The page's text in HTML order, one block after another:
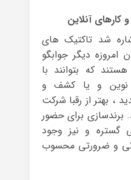
آنلاین
شد تاکتیک های
امروزه دیگر جوابگو
که بتوانند با
نوین و یا کشف و
، بهتر از رقبا شرکت
برندسازی برای حضور
گستره و نیز وجود
و ضرورتی محسوب